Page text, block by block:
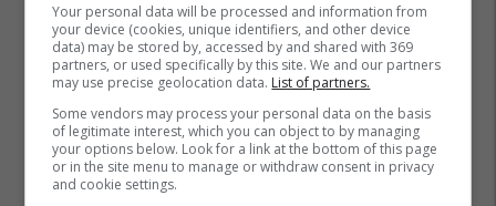
Your personal data will be processed and information from
your device (cookies, unique identifiers, and other device
data) may be stored by, accessed by and shared with 369
partners, or used specifically by this site. We and our partners
may use precise geolocation data. List of partners.
Some vendors may process your personal data on the basis
of legitimate interest, which you can object to by managing
your options below. Look for a link at the bottom of this page
or in the site menu to manage or withdraw consent in privacy
and cookie settings.